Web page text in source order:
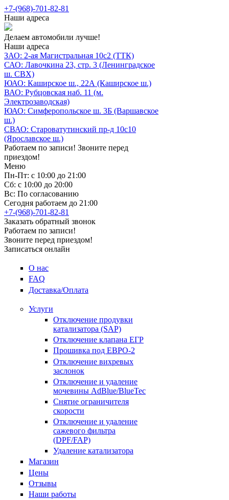
+7-(968)-701-82-81
Наши адреса
Делаем автомобили лучше!
Наши адреса
ЗАО: 2-ая Магистральная 10с2 (ТТК)
САО: Лавочкина 23, стр. 3 (Ленинградское
ш. СВХ)
ЮАО: Каширское ш., 22А (Каширское ш.)
ВАО: Рубцовская наб. 11 (м.
Электрозаводская)
ЮАО: Симферопольское ш. 3Б (Варшавское
ш.)
СВАО: Староватутинский пр-д 10с10
(Ярославское ш.)
Работаем по записи! Звоните перед
приездом!
Меню
Пн-Пт: с 10:00 до 21:00
Сб: с 10:00 до 20:00
Вс: По согласованию
Сегодня работаем до 21:00
+7-(968)-701-82-81
Заказать обратный звонок
Работаем по записи!
Звоните перед приездом!
Записаться онлайн
О нас
FAQ
Доставка/Оплата
Услуги
Отключение продувки
катализатора (SAP)
Отключение клапана ЕГР
Прошивка под ЕВРО-2
Отключение вихревых
заслонок
Отключение и удаление
мочевины AdBlue/BlueTec
Снятие ограничителя
скорости
Отключение и удаление
сажевого фильтра
(DPF/FAP)
Удаление катализатора
Магазин
Цены
Отзывы
Наши работы